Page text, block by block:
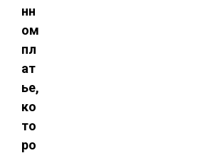
нн
ом
пл
ат
ье,
ко
то
ро